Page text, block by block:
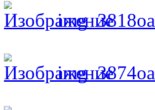
img_3818oa
img_3874oa